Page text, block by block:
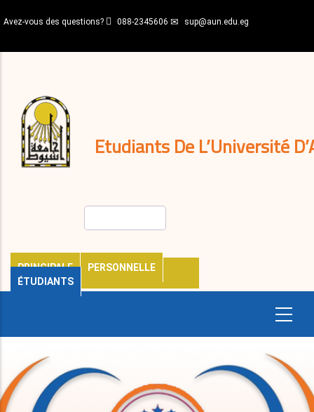
au
principal
Avez-vous des questions? 088-2345606 sup@aun.edu.eg
Etudiants De L’Université
PRINCIPALE
PERSONNELLE
ÉTUDIANTS
décisions
Expatriés
Journal